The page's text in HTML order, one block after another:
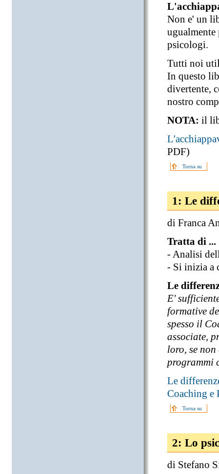
Non e' un
ugualmente
psicologi.
Tutti noi
In questo
divertente,
nostro
NOTA: il
PDF)
Torna su
1: Le
di Franca
Tratta di ...
- Analisi
- Si inizia a
Le
E'
formative
spesso il
associate,
loro, se
programmi
Le
Coaching e
Torna su
2: Lo
di Stefano